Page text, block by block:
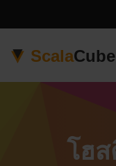
ScalaCube
โฮส